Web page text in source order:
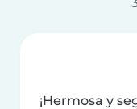
¡Hermosa y